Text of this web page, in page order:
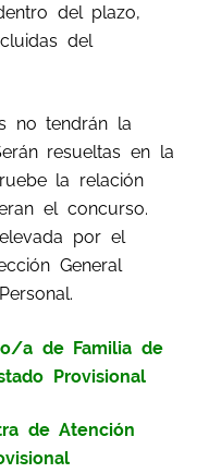
del plazo,
del
no tendrán la
resueltas en la
la relación
el concurso.
por el
General
a de Familia de
Provisional
de Atención